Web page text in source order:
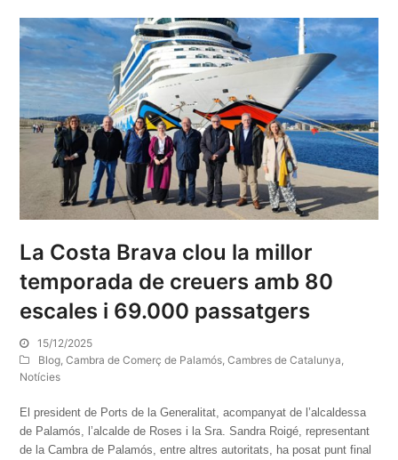
La Costa Brava clou la millor
temporada de creuers amb 80
escales i 69.000 passatgers
15/12/2025
Blog ,Cambra de Comerç de Palamós ,Cambres de Catalunya
Notícies
El president de Ports de la Generalitat, acompanyat de l’alcaldessa
de Palamós, l’alcalde de Roses i la Sra. Sandra Roigé, representant
de la Cambra de Palamós, entre altres autoritats, ha posat punt final